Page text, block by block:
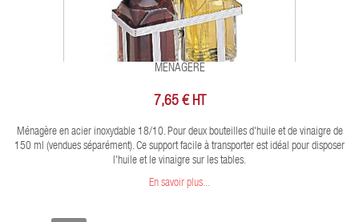
MENAGERE
7,65 € HT
Ménagère en acier inoxydable 18/10. Pour deux bouteilles d'huile et de vinaigre de
150 ml (vendues séparément). Ce support facile à transporter est idéal pour disposer
l'huile et le vinaigre sur les tables.
En savoir plus...